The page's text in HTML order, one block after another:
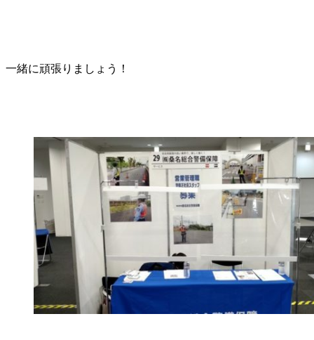
一緒に頑張りましょう！